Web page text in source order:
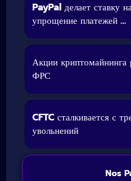
PayPal делает ставку
упрощение платежей ...
Акции криптомайнинга
ФРС
CFTC сталкивается с
увольнений
Nos